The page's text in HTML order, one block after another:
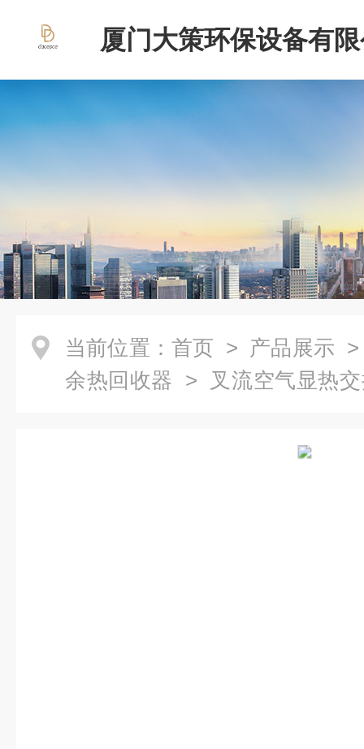
厦门大策环保设备有
当前位置： 首页 > 产品展示
余热回收器 > 叉流空气显热